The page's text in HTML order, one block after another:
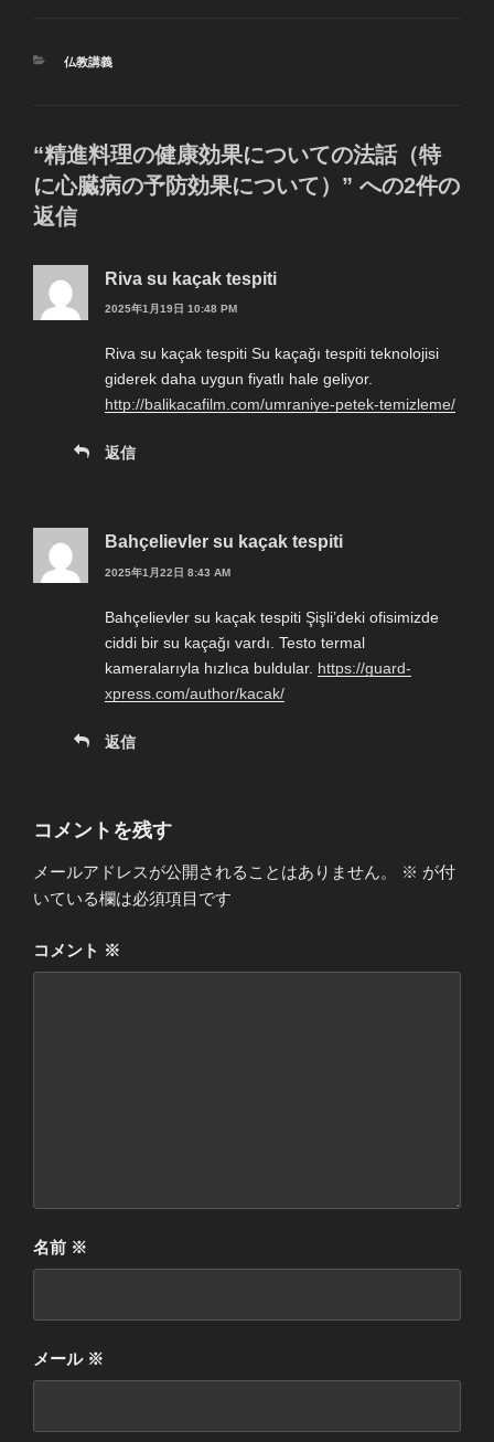
e
o
k
カ
仏教講義
“精進料理の健康効果についての法話（特
に心臓病の予防効果について）” への2件の
返信
Riva su kaçak tespiti
2025年1月19日 10:48 PM
Riva su kaçak tespiti Su kaçağı tespiti teknolojisi
giderek daha uygun fiyatlı hale geliyor.
http://balikacafilm.com/umraniye-petek-temizleme/
返信
Bahçelievler su kaçak tespiti
2025年1月22日 8:43 AM
Bahçelievler su kaçak tespiti Şişli’deki ofisimizde
ciddi bir su kaçağı vardı. Testo termal
kameralarıyla hızlıca buldular. https://guard-
xpress.com/author/kacak/
返信
コメントを残す
メールアドレスが公開されることはありません。 ※ が付
いている欄は必須項目です
コメント ※
名前 ※
メール ※